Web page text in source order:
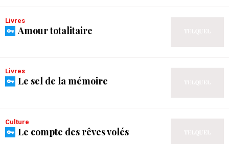
Livres
Amour totalitaire
Livres
Le sel de la mémoire
Culture
Le compte des rêves volés